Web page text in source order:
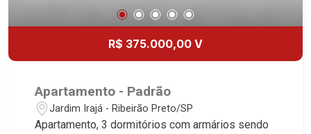
R$ 375.000,00 V
Apartamento - Padrão
Jardim Irajá - Ribeirão Preto/SP
Apartamento, 3 dormitórios com armários sendo